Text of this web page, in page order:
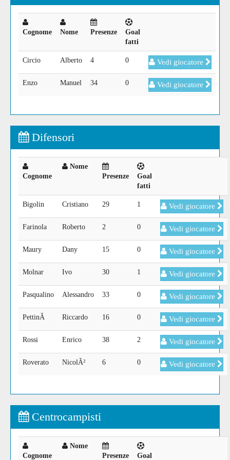
Cognome Nome Presenze
Goal
fatti
Circio Alberto 4 0 Vedi giocatore
Enzo Manuel 34 0 Vedi giocatore
Difensori
Cognome
Nome
Presenze
Goal
fatti
Bigolin Cristiano 29 1 Vedi giocatore
Farinola Roberto 2 0 Vedi giocatore
Maury Dany 15 0 Vedi giocatore
Molnar Ivo 30 1 Vedi giocatore
Pasqualino Alessandro 33 0 Vedi giocatore
PettinÃ Riccardo 16 0 Vedi giocatore
Rossi Enrico 38 2 Vedi giocatore
Roverato NicolÃ² 6 0 Vedi giocatore
Centrocampisti
Cognome
Nome
Presenze
Goal